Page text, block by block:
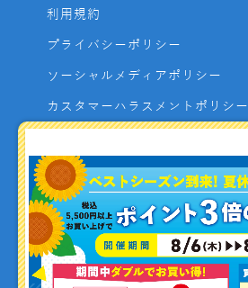
利用規約
プライバシーポリシー
ソーシャルメディアポリシー
カスタマーハラスメントポリシー
よくあるご質問
お問い合わせ
利用者資金の保全方法